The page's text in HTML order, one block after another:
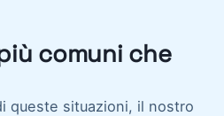
comuni che
queste situazioni, il nostro